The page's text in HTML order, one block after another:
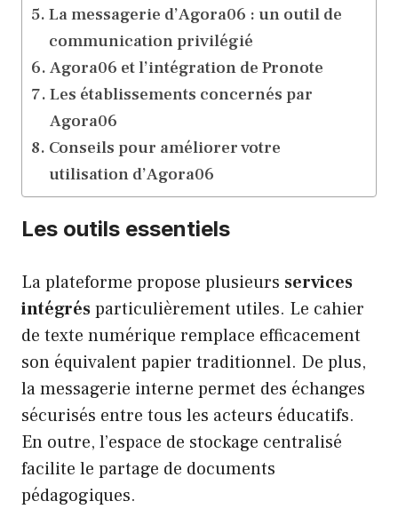
La messagerie d’Agora06 : un outil de
communication privilégié
Agora06 et l’intégration de Pronote
Les établissements concernés par
Agora06
Conseils pour améliorer votre
utilisation d’Agora06
Les outils essentiels
La plateforme propose plusieurs services
intégrésparticulièrement utiles. Le cahier
de texte numérique remplace efficacement
son équivalent papier traditionnel. De plus,
la messagerie interne permet des échanges
sécurisés entre tous les acteurs éducatifs.
En outre, l’espace de stockage centralisé
facilite le partage de documents
pédagogiques.